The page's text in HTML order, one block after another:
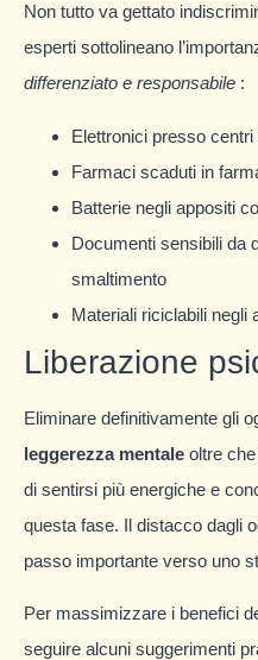
Non tutto va gettato
esperti sottolineano
differenziato e responsabile :
Elettronici presso
Farmaci scaduti in
Batterie negli appositi
Documenti sensibili da
smaltimento
Materiali riciclabili negli
Liberazione
Eliminare definitivamente gli
leggerezza mentale oltre
di sentirsi più energiche e
questa fase. Il distacco dagli
passo importante verso uno
Per massimizzare i benefici
seguire alcuni suggerimenti